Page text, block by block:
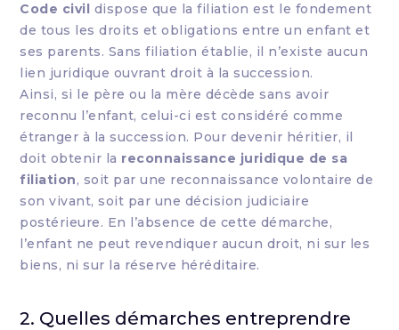
Code civil dispose que la filiation est le fondement
de tous les droits et obligations entre un enfant et
ses parents. Sans filiation établie, il n’existe aucun
lien juridique ouvrant droit à la succession.
Ainsi, si le père ou la mère décède sans avoir
reconnu l’enfant, celui-ci est considéré comme
étranger à la succession. Pour devenir héritier, il
doit obtenir la reconnaissance juridique de sa
filiation, soit par une reconnaissance volontaire de
son vivant, soit par une décision judiciaire
postérieure. En l’absence de cette démarche,
l’enfant ne peut revendiquer aucun droit, ni sur les
biens, ni sur la réserve héréditaire.
2. Quelles démarches entreprendre